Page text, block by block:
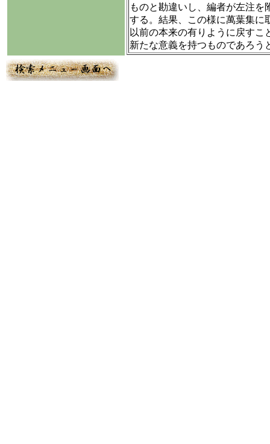
ものと勘違いし、編者が左注を
する。結果、この様に萬葉集に
以前の本来の有りように戻すこ
新たな意義を持つものであろう